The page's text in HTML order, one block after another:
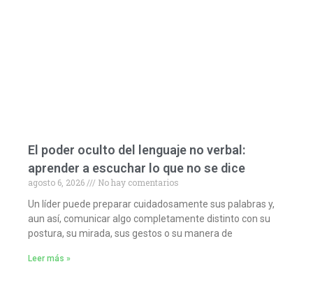
El poder oculto del lenguaje no verbal:
aprender a escuchar lo que no se dice
agosto 6, 2026
No hay comentarios
Un líder puede preparar cuidadosamente sus palabras y,
aun así, comunicar algo completamente distinto con su
postura, su mirada, sus gestos o su manera de
Leer más »